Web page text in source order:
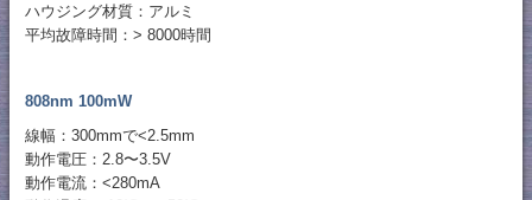
ハウジング材質：アルミ
平均故障時間：> 8000時間
808nm 100mW
線幅：300mmで<2.5mm
動作電圧：2.8〜3.5V
動作電流：<280mA